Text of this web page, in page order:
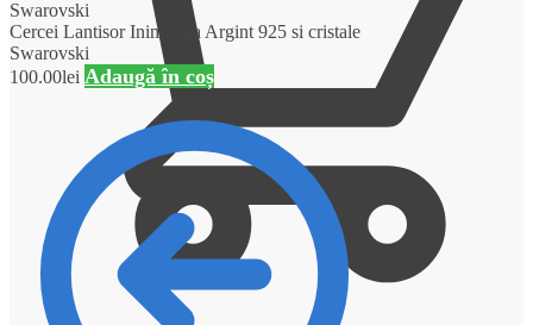
Cercei Lantisor Inimioara Argint 925 si cristale
Swarovski
100.00lei Adaugă în coș